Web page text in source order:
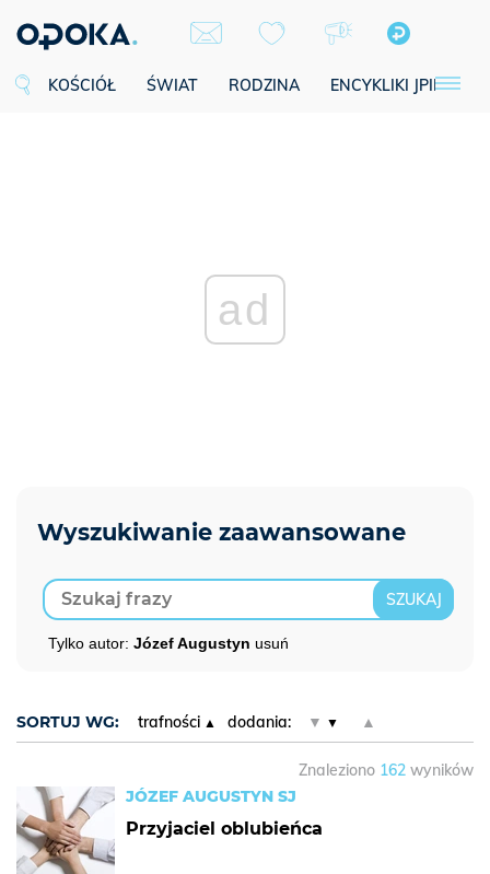
KOŚCIÓŁ ŚWIAT RODZINA ENCYKLIKI JPII
ad
Tylko autor: Józef Augustyn usuń
SORTUJ WG: trafności dodania: ▼ ▲
Znaleziono 162 wyników
JÓZEF AUGUSTYN SJ
Przyjaciel oblubieńca